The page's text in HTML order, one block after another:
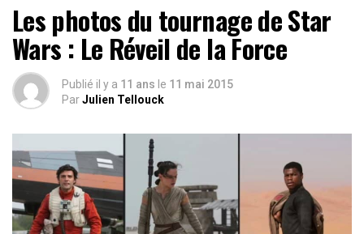
Les photos du tournage de Star
Wars : Le Réveil de la Force
Publié il y a 11 ans le 11 mai 2015
ParJulien Tellouck